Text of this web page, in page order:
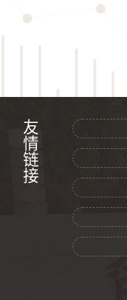
友情链接